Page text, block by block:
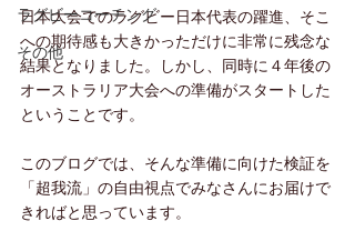
ラグビーコーチング
その他
日本大会でのラグビー日本代表の躍進、そこ
への期待感も大きかっただけに非常に残念な
結果となりました。しかし、同時に４年後の
オーストラリア大会への準備がスタートした
ということです。
このブログでは、そんな準備に向けた検証を
「超我流」の自由視点でみなさんにお届けで
きればと思っています。